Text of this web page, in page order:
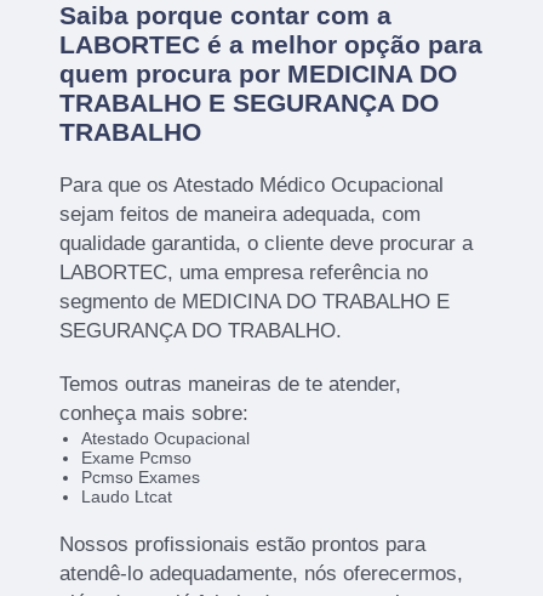
Saiba porque contar com a
LABORTEC é a melhor opção para
quem procura por MEDICINA DO
TRABALHO E SEGURANÇA DO
TRABALHO
Para que os Atestado Médico Ocupacional
sejam feitos de maneira adequada, com
qualidade garantida, o cliente deve procurar a
LABORTEC, uma empresa referência no
segmento de MEDICINA DO TRABALHO E
SEGURANÇA DO TRABALHO.
Temos outras maneiras de te atender,
conheça mais sobre:
Atestado Ocupacional
Exame Pcmso
Pcmso Exames
Laudo Ltcat
Nossos profissionais estão prontos para
atendê-lo adequadamente, nós oferecermos,